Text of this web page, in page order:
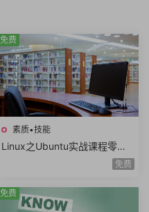
素质•技能
Linux之Ubuntu实战课程零基
础玩转嵌入式Linux工程师开发
免费
免费
免费